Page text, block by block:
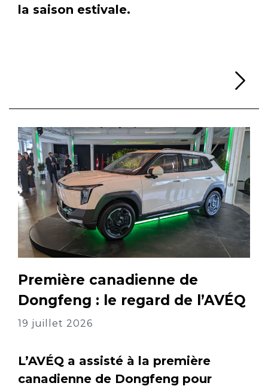
la saison estivale.
Première canadienne de
Dongfeng : le regard de l’AVÉQ
19 juillet 2026
L’AVÉQ a assisté à la première
canadienne de Dongfeng pour